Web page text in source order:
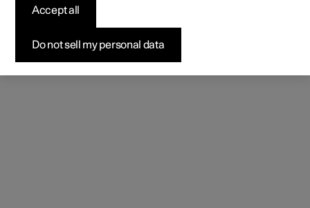
Do not sell my personal data
Accept all